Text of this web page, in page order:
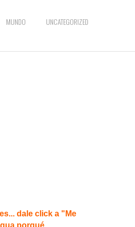
MUNDO UNCATEGORIZED
dale click a "Me
porqué